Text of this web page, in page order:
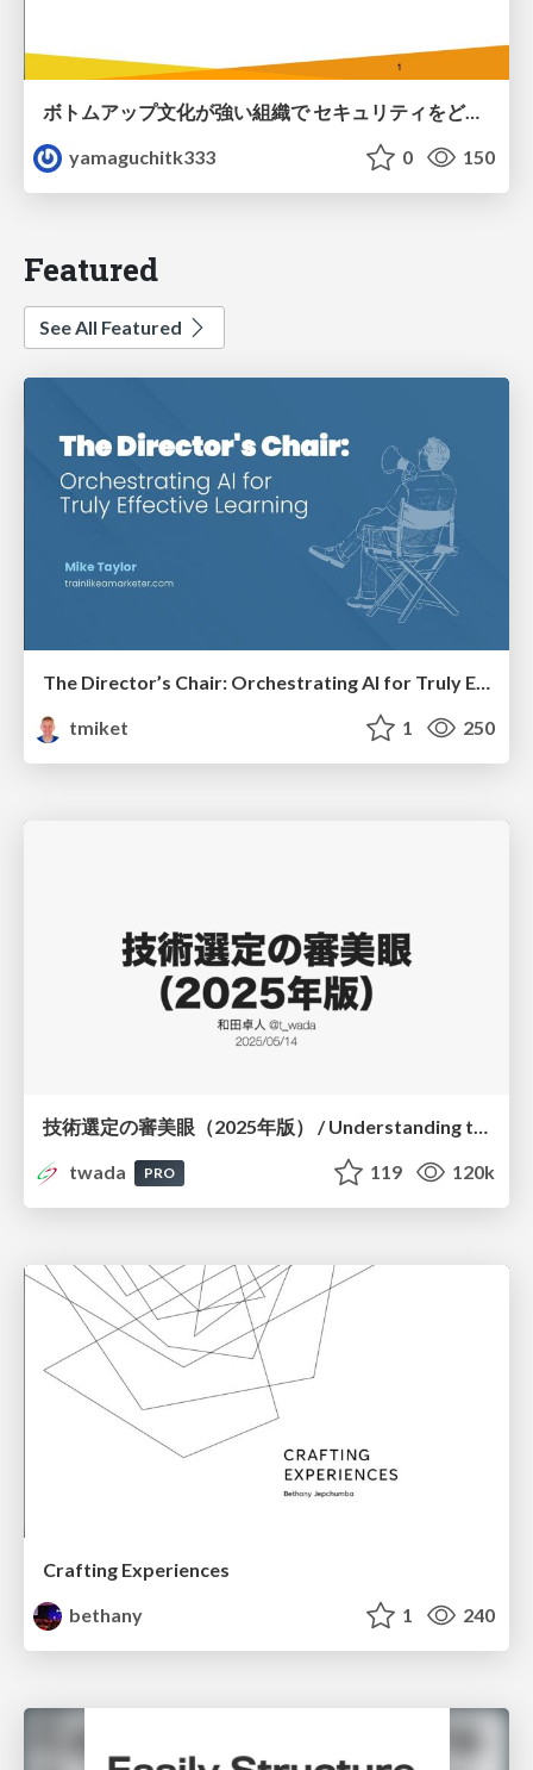
ボトムアップ文化が強い組織で セキュリティをどう根付かせていくかの現在進行形の話 / Making Security Stick in a Bottom-Up Organization
yamaguchitk333
0 150
Featured
See All Featured
The Director’s Chair: Orchestrating AI for Truly Effective Learning
tmiket
1 250
技術選定の審美眼（2025年版） / Understanding the Spiral of Technologies 2025 edition
twada
PRO 119 120k
Crafting Experiences
bethany
1 240